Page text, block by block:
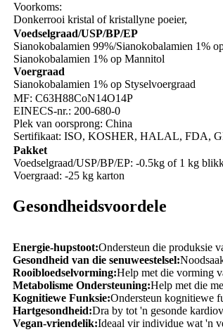
Voorkoms:
Donkerrooi kristal of kristallyne poeier,
Voedselgraad/USP/BP/EP
Sianokobalamien 99%/Sianokobalamien 1%
Sianokobalamien 1% op Mannitol
Voergraad
Sianokobalamien 1% op Styselvoergraad
MF: C63H88CoN14O14P
EINECS-nr.: 200-680-0
Plek van oorsprong: China
Sertifikaat: ISO, KOSHER, HALAL, FDA,
Pakket
Voedselgraad/USP/BP/EP: -0.5kg of 1 kg
Voergraad: -25 kg karton
Gesondheidsvoordele
Energie-hupstoot:Ondersteun die produksie
Gesondheid van die senuweestelsel:
Rooibloedselvorming:Help met die vorming
Metabolisme Ondersteuning:Help met die
Kognitiewe Funksie:Ondersteun kognitiewe
Hartgesondheid:Dra by tot 'n gesonde
Vegan-vriendelik:Ideaal vir individue wat 'n